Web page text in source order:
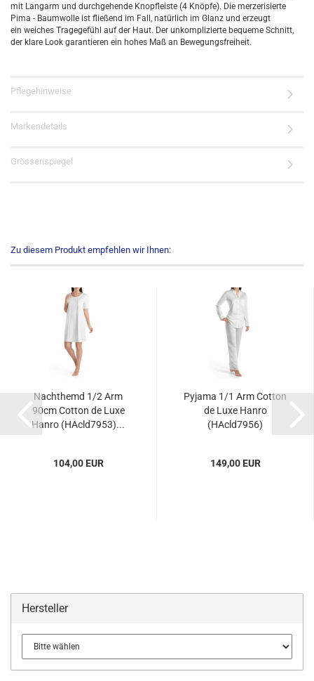
mit Langarm und durchgehende Knopfleiste (4 Knöpfe). Die merzerisierte
Pima - Baumwolle ist fließend im Fall, natürlich im Glanz und erzeugt
ein weiches Tragegefühl auf der Haut. Der unkomplizierte bequeme Schnitt,
der klare Look garantieren ein hohes Maß an Bewegungsfreiheit.
Pflegehinweise
Markendetails
Grössenspiegel
Zu diesem Produkt empfehlen wir Ihnen:
Nachthemd 1/2 Arm
90cm Cotton de Luxe
Hanro (HAcld7953)...
104,00 EUR
Pyjama 1/1 Arm Cotton
de Luxe Hanro
(HAcld7956)
149,00 EUR
Hersteller